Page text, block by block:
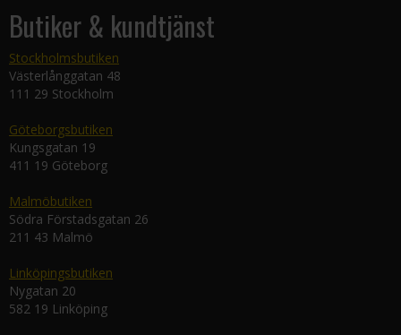
Butiker & kundtjänst
Stockholmsbutiken
Västerlånggatan 48
111 29 Stockholm
Göteborgsbutiken
Kungsgatan 19
411 19 Göteborg
Malmöbutiken
Södra Förstadsgatan 26
211 43 Malmö
Linköpingsbutiken
Nygatan 20
582 19 Linköping